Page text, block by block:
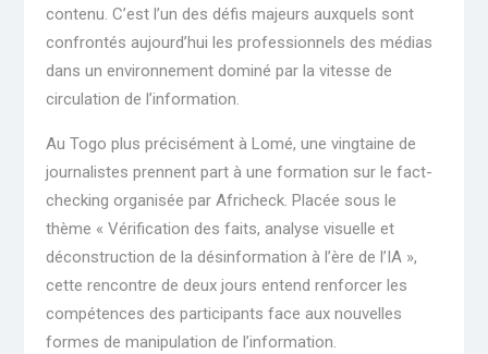
contenu. C’est l’un des défis majeurs auxquels sont
confrontés aujourd’hui les professionnels des médias
dans un environnement dominé par la vitesse de
circulation de l’information.
Au Togo plus précisément à Lomé, une vingtaine de
journalistes prennent part à une formation sur le fact-
checking organisée par Africheck. Placée sous le
thème « Vérification des faits, analyse visuelle et
déconstruction de la désinformation à l’ère de l’IA »,
cette rencontre de deux jours entend renforcer les
compétences des participants face aux nouvelles
formes de manipulation de l’information.